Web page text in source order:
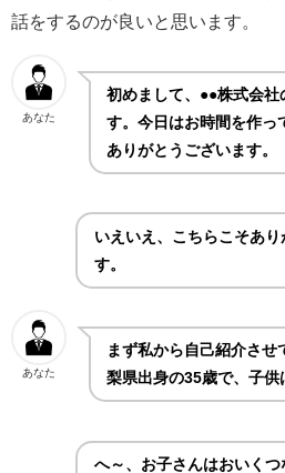
話をするのが良いと思います。
あなた
初めまして、●●株式会社
す。今日はお時間を作っ
ありがとうございます。
いえいえ、こちらこそあり
す。
あなた
まず私から自己紹介させ
梨県出身の35歳で、子供
へ～、お子さんはおいくつ